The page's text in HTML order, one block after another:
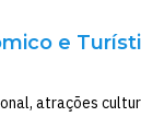
e
atrações